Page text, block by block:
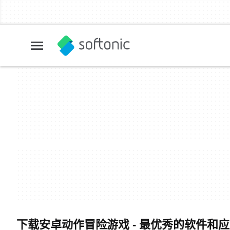
下载安卓动作冒险游戏 - 最优秀的软件和